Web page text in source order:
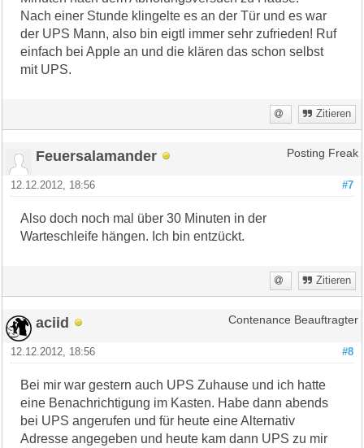
Nach einer Stunde klingelte es an der Tür und es war
der UPS Mann, also bin eigtl immer sehr zufrieden! Ruf
einfach bei Apple an und die klären das schon selbst
mit UPS.
Zitieren
Feuersalamander Posting Freak
#7
12.12.2012, 18:56
Also doch noch mal über 30 Minuten in der
Warteschleife hängen. Ich bin entzückt.
Zitieren
aciid Contenance Beauftragter
#8
12.12.2012, 18:56
Bei mir war gestern auch UPS Zuhause und ich hatte
eine Benachrichtigung im Kasten. Habe dann abends
bei UPS angerufen und für heute eine Alternativ
Adresse angegeben und heute kam dann UPS zu mir